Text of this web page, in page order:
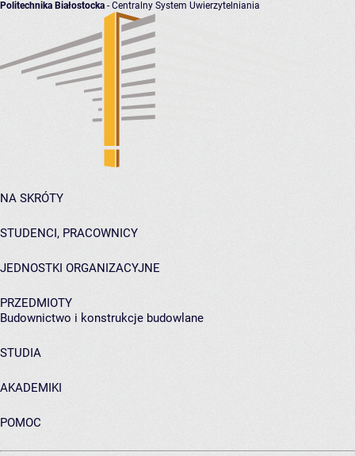
Politechnika Białostocka - Centralny System Uwierzytelniania
NA SKRÓTY
STUDENCI, PRACOWNICY
JEDNOSTKI ORGANIZACYJNE
PRZEDMIOTY
Budownictwo i konstrukcje budowlane
STUDIA
AKADEMIKI
POMOC